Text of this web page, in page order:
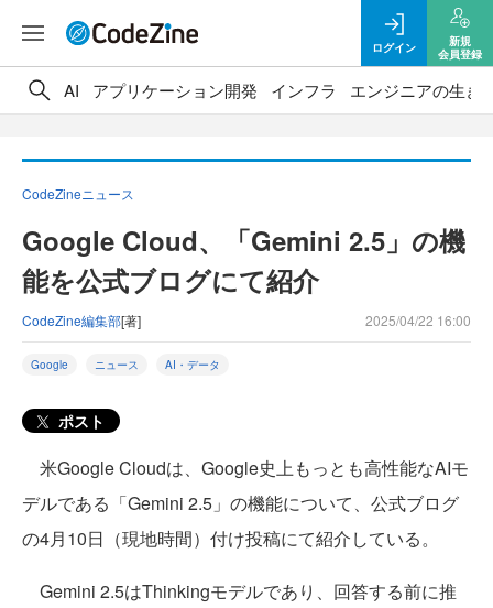
ログイン
新規
会員登録
AI アプリケーション開発 インフラ エンジニアの生き
CodeZineニュース
Google Cloud、「Gemini 2.5」の機
能を公式ブログにて紹介
CodeZine編集部[著] 2025/04/22 16:00
Google ニュース AI・データ
ポスト
米Google Cloudは、Google史上もっとも高性能なAIモ
デルである「Gemini 2.5」の機能について、公式ブログ
の4月10日（現地時間）付け投稿にて紹介している。
Gemini 2.5はThinkingモデルであり、回答する前に推